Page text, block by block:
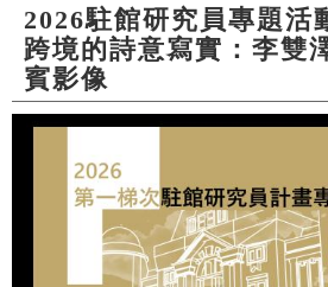
2026駐館研究員專題活
跨境的詩意寫實：李雙
賓影像